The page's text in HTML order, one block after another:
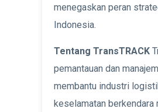
menegaskan peran
Indonesia.
Tentang TransTRACK
pemantauan dan
membantu industri
keselamatan